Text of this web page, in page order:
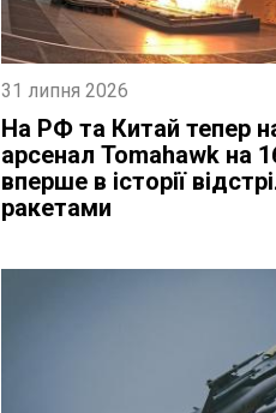
31 липня 2026
На РФ та Китай тепер
арсенал Tomahawk на
вперше в історії
ракетами